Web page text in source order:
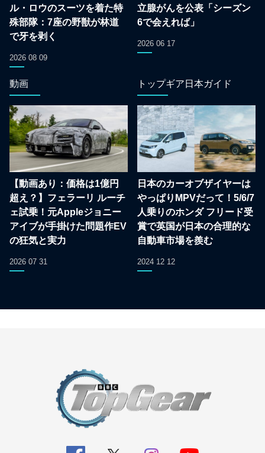
ル・ロウのスーツを着た特
殊部隊：7座の野獣が林道
で牙を剥く
2026 08 09
立腺がんを公表「シーズン
6で会えれば」
2026 06 17
動画
【動画あり：価格は1億円
超え？】フェラーリ ルーチ
ェ試乗！元Appleジョニー
アイブが手掛けた問題作EV
の狂気と実力
2026 07 31
トップギア日本ガイド
日本のカーオブザイヤーは
やっぱりMPVだって！5/6/7
人乗りのホンダ フリード受
賞で英国が日本の合理的な
自動車市場を羨む
2024 12 12